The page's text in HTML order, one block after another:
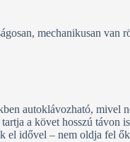
mechanikusan van
autoklávozható, mivel
a követ hosszú távon
el idővel – nem oldja fel